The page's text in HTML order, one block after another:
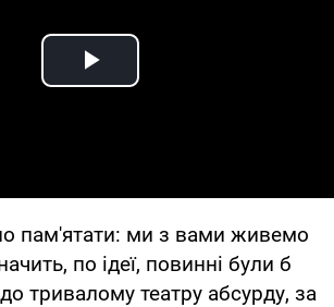
Play Video
пам'ятати: ми з вами живемо
по ідеї, повинні були б
тривалому театру абсурду, за